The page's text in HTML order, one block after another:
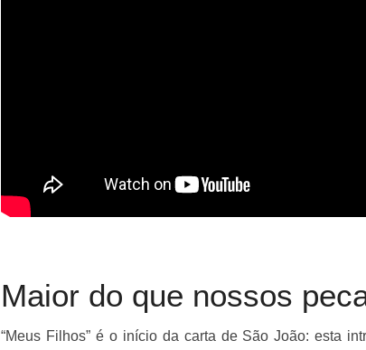
Maior do que nossos
“Meus Filhos” é o início da carta de São João: esta